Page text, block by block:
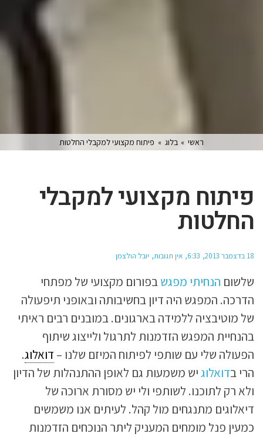
ראשי » בלוג » פיתוח מקצועי למקבלי החלטות
פיתוח מקצועי למקבלי
החלטות
18 בדצמבר 2013 6:33 אין תגובות יובל הולצמן
שלשום הנחיתי מפגשבפורום מקצועי של מפתחי
הדרכה. המפגש היה דיון בחשיבותה ובאופני תיפעולה
של מוטיבציה ללמידה בארגונים. במובנים רבים ראיתי
בהנחיית המפגש הזדמנות לתרגול ולייצוג שיתוף
הפעולה שלי עם שותפי לפיתוח המיזם שלנו – דואלוג.
הרי בדואלוגיש משמעות גם לאופן ההתנהלות של הדיון
ולא רק לתוכנו. לשותפי ולי יש מסורת ארוכה של
דיאלוגים מתנגחים מול קהל. לעיתים אנו משמשים
כמעין פנל מומחים המעניק ליתר הנוכחים הזדמנות